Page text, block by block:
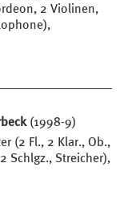
2 Violinen,
(1998-9)
(2 Fl., 2 Klar., Ob.,
Schlgz., Streicher),